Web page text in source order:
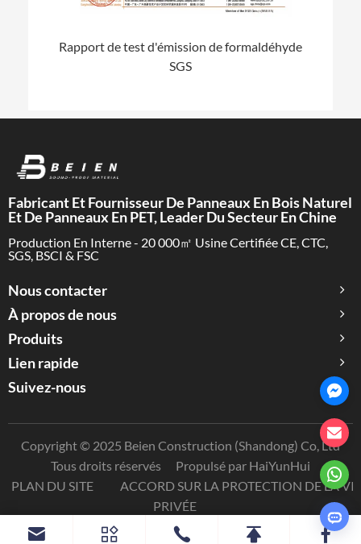
Rapport de test d'émission de formaldéhyde
SGS
Fabricant Et Fournisseur De Panneaux En Bois Naturel
Et De Panneaux En PET, Leader Du Secteur En Chine
Production En Interne - 20 000㎡ Usine Certifiée CE, CTC,
SGS, BSCI & FSC
Nous contacter
À propos de nous
Produits
Lien rapide
Suivez-nous
Copyright © 2025 Beien Construction (Shandong) Co, Ltd
Tous droits réservés
Propulsé par HaiYunHui
PLAN DU SITE
ACCORD SUR LA PROTECTION DE LA VIE
PRIVÉE